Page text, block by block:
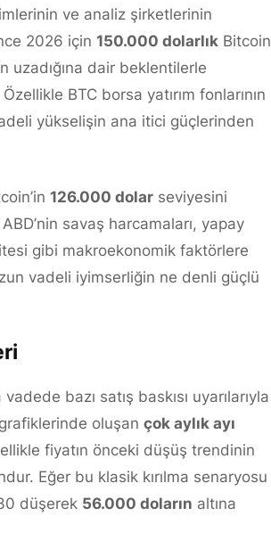
ve analiz şirketlerinin
2026 için 150.000 dolarlıkBitcoin
dair beklentilerle
BTC borsa yatırım fonlarının
yükselişin ana itici güçlerinden
126.000 dolarseviyesini
savaş harcamaları, yapay
gibi makroekonomik faktörlere
vadeli iyimserliğin ne denli güçlü
bazı satış baskısı uyarılarıyla
oluşan çok aylık ayı
fiyatın önceki düşüş trendinin
Eğer bu klasik kırılma senaryosu
düşerek 56.000 doların altına